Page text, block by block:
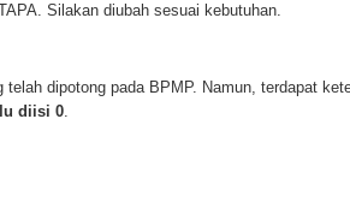
Silakan diubah sesuai kebutuhan.
dipotong pada BPMP. Namun, terdapat
diisi 0.